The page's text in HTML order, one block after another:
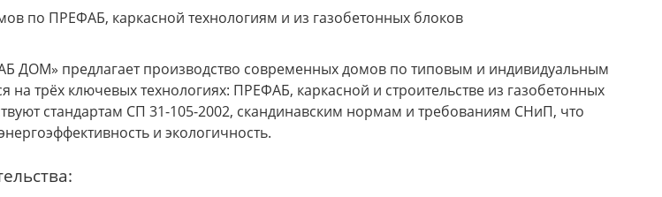
по ПРЕФАБ, каркасной технологиям и из газобетонных блоков
ДОМ» предлагает производство современных домов по типовым и индивидуальным
трёх ключевых технологиях: ПРЕФАБ, каркасной и строительстве из газобетонных
стандартам СП 31-105-2002, скандинавским нормам и требованиям СНиП, что
и экологичность.